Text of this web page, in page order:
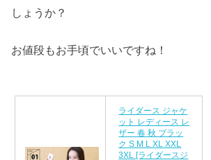
しょうか？
お値段もお手頃でいいですね！
ライダース ジャケ
ット レディース レ
ザー 春 秋 ブラッ
ク S M L XL XXL
3XL [ライダースジ